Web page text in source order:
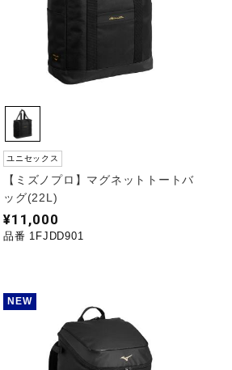
ユニセックス
【ミズノプロ】マグネットトートバ
ッグ(22L)
¥11,000
品番 1FJDD901
NEW